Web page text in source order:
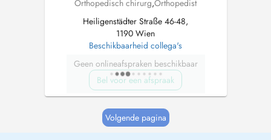
Orthopedisch chirurg,Orthopedist
Heiligenstädter Straße 46-48,
1190 Wien
Beschikbaarheid collega's
Geen onlineafspraken beschikbaar
Bel voor een afspraak
Volgende pagina